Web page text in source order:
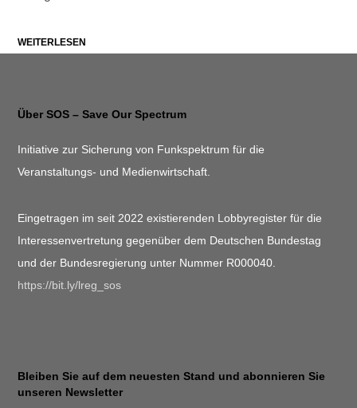
WEITERLESEN
Über SOS – Save Our Spectrum
Initiative zur Sicherung von Funkspektrum für die
Veranstaltungs- und Medienwirtschaft.
Eingetragen im seit 2022 existierenden Lobbyregister für die
Interessenvertretung gegenüber dem Deutschen Bundestag
und der Bundesregierung unter Nummer R000040.
https://bit.ly/lreg_sos
Bleiben Sie auf dem neuesten Stand und abonnieren Sie
unseren Newsletter